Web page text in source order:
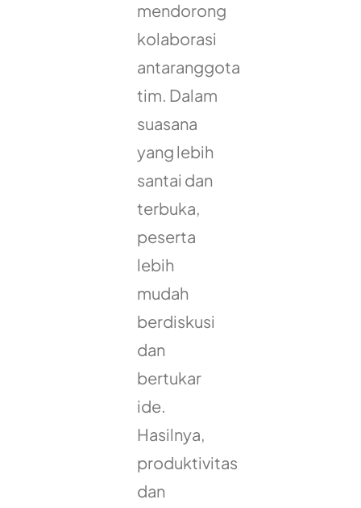
mendorong
kolaborasi
antaranggota
tim. Dalam
suasana
yang lebih
santai dan
terbuka,
peserta
lebih
mudah
berdiskusi
dan
bertukar
ide.
Hasilnya,
produktivitas
dan